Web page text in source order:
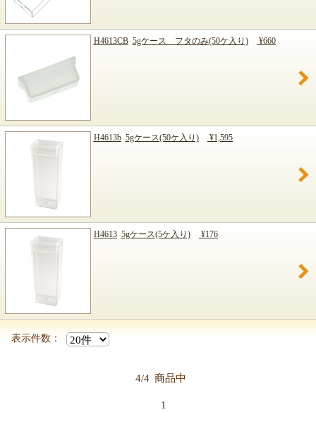
H4613CB 5gケース フタのみ(50ケ入り) ¥660
H4613b 5gケース(50ケ入り) ¥1,595
H4613 5gケース(5ケ入り) ¥176
表示件数：
4/4 商品中
1